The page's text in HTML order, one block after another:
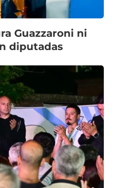
Guazzaroni ni
diputadas